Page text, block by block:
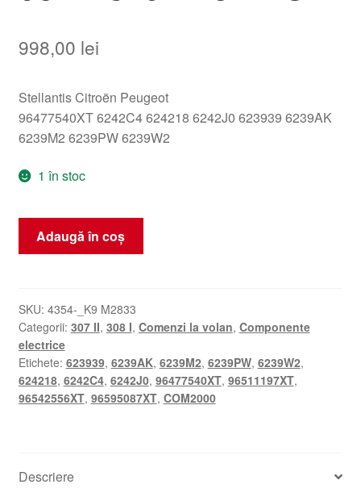
998,00 lei
Stellantis Citroën Peugeot
96477540XT 6242C4 624218 6242J0 623939 6239AK
6239M2 6239PW 6239W2
1 în stoc
Cantitate
Manete
volan
Citroën
Peugeot
96477540XT
6242C4
Adaugă în coș
SKU: 4354-_K9 M2833
Categorii: 307 II, 308 I, Comenzi la volan, Componente
electrice
Etichete: 623939, 6239AK, 6239M2, 6239PW, 6239W2,
624218, 6242C4, 6242J0, 96477540XT, 96511197XT,
96542556XT, 96595087XT, COM2000
Descriere